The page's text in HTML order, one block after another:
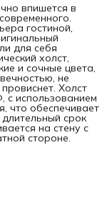
впишется в
гостиной,
для себя
холст,
и сочные цвета,
не
Холст
использованием
что обеспечивает
срок
на стену с
стороне.